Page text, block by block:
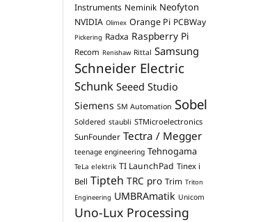
Instruments Neminik Neofyton
NVIDIA Olimex Orange Pi PCBWay
Pickering Radxa Raspberry Pi
Recom Renishaw Rittal Samsung
Schneider Electric
Schunk Seeed Studio
Siemens SM Automation Sobel
Soldered staubli STMicroelectronics
SunFounder Tectra / Megger
teenage engineering Tehnogama
TeLa elektrik TI LaunchPad Tinex i
Bell Tipteh TRC pro Trim Triton
Engineering UMBRAmatik Unicom
Uno-Lux Processing